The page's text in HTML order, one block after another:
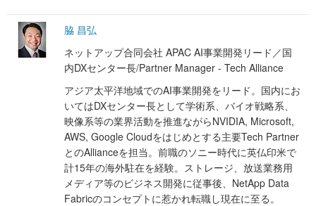
脇 昌弘
ネットアップ合同会社 APAC AI事業開発リード／国
内DXセンター長/Partner Manager - Tech Alliance
アジア太平洋地域でのAI事業開発をリード。国内にお
いてはDXセンター長として学術系、バイオ戦略系、
映像系等の業界活動を推進ながらNVIDIA, Microsoft,
AWS, Google Cloudをはじめとする主要Tech Partner
とのAllianceを担当。前職のソニー時代に英仏印米で
計15年の海外駐在を経験。ストレージ、放送業務用
メディア等のビジネス開発に従事後、NetApp Data
Fabricのコンセプトに惹かれ転職し現在に至る。